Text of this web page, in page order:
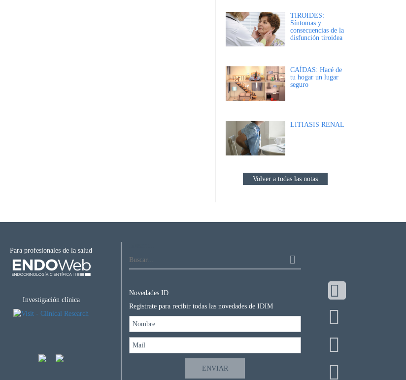
TIROIDES:
Síntomas y
consecuencias de la
disfunción tiroidea
CAÍDAS: Hacé de
tu hogar un lugar
seguro
LITIASIS RENAL
Volver a todas las notas
Para profesionales de la salud
Investigación clínica
Novedades ID
Registrate para recibir todas las novedades de IDIM